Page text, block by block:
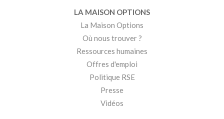
LA MAISON OPTIONS
La Maison Options
Où nous trouver ?
Ressources humaines
Offres d'emploi
Politique RSE
Presse
Vidéos